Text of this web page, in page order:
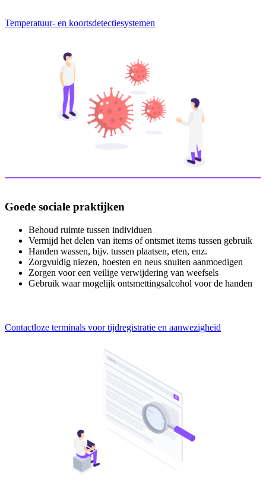
Temperatuur- en koortsdetectiesystemen
Goede sociale praktijken
Behoud ruimte tussen individuen
Vermijd het delen van items of ontsmet items tussen gebruik
Handen wassen, bijv. tussen plaatsen, eten, enz.
Zorgvuldig niezen, hoesten en neus snuiten aanmoedigen
Zorgen voor een veilige verwijdering van weefsels
Gebruik waar mogelijk ontsmettingsalcohol voor de handen
Contactloze terminals voor tijdregistratie en aanwezigheid